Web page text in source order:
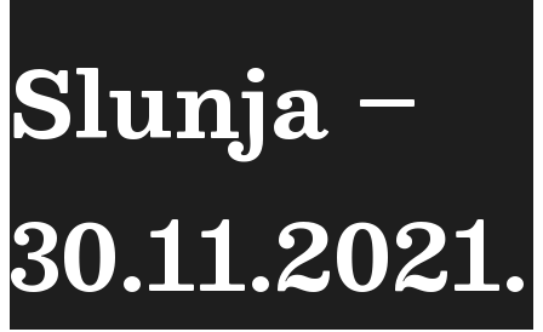
Slunja –
30.11.2021.